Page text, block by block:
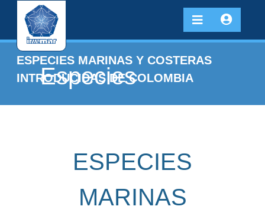
ESPECIES MARINAS Y COSTERAS
INTRODUCIDAS DE COLOMBIA
Especies
ESPECIES
MARINAS